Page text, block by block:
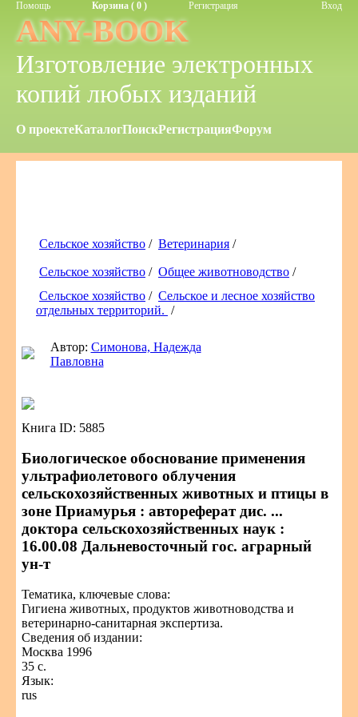
Помощь Корзина ( 0 ) Регистрация Вход
ANY-BOOK
Изготовление электронных
копий любых изданий
О проектеКаталогПоискРегистрацияФорум
Сельское хозяйство / Ветеринария /
Сельское хозяйство / Общее животноводство /
Сельское хозяйство / Сельское и лесное хозяйство
отдельных территорий. /
Автор: Симонова, Надежда
Павловна
Книга ID: 5885
Биологическое обоснование применения
ультрафиолетового облучения
сельскохозяйственных животных и птицы в
зоне Приамурья : автореферат дис. ...
доктора сельскохозяйственных наук :
16.00.08 Дальневосточный гос. аграрный
ун-т
Тематика, ключевые слова:
Гигиена животных, продуктов животноводства и
ветеринарно-санитарная экспертиза.
Сведения об издании:
Москва 1996
35 с.
Язык:
rus